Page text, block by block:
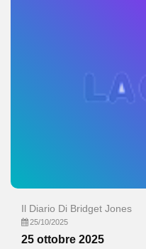
Il Diario Di Bridget Jones
25/10/2025
25 ottobre 2025